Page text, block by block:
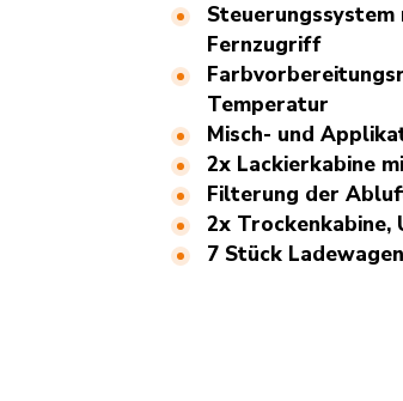
Steuerungssystem
Fernzugriff
Temperatur
Misch- und
2x Lackierkabine
Filterung der
2x
7 Stück